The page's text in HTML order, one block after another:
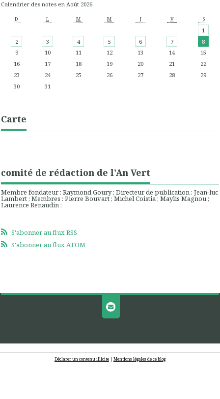
Calendrier des notes en Août 2026
D L M M J V S
1
2
3 4 5 6 7
8
9
10 11 12 13 14
15
16
17 18 19 20 21
22
23
24 25 26 27 28
29
30
31
Carte
comité de rédaction de l'An Vert
Membre fondateur : Raymond Goury ; Directeur de publication : Jean-luc
Lambert ; Membres : Pierre Bouvart ; Michel Coistia ; Maylis Magnou ;
Laurence Renaudin ;
S'abonner au flux RSS
S'abonner au flux ATOM
Déclarer un contenu illicite | Mentions légales de ce blog